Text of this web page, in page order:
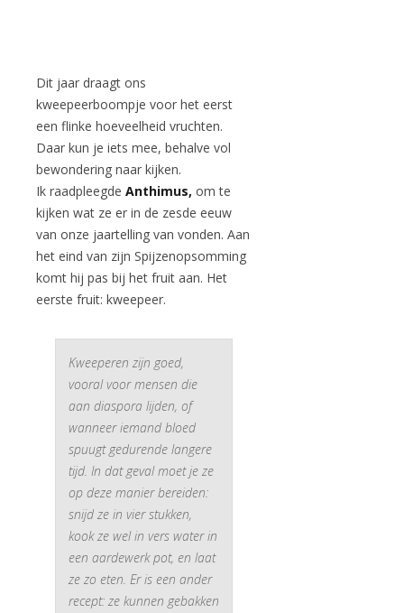
Dit jaar draagt ons
kweepeerboompje voor het eerst
een flinke hoeveelheid vruchten.
Daar kun je iets mee, behalve vol
bewondering naar kijken.
Ik raadpleegde Anthimus, om te
kijken wat ze er in de zesde eeuw
van onze jaartelling van vonden. Aan
het eind van zijn Spijzenopsomming
komt hij pas bij het fruit aan. Het
eerste fruit: kweepeer.
Kweeperen zijn goed,
vooral voor mensen die
aan diaspora lijden, of
wanneer iemand bloed
spuugt gedurende langere
tijd. In dat geval moet je ze
op deze manier bereiden:
snijd ze in vier stukken,
kook ze wel in vers water in
een aardewerk pot, en laat
ze zo eten. Er is een ander
recept: ze kunnen gebakken